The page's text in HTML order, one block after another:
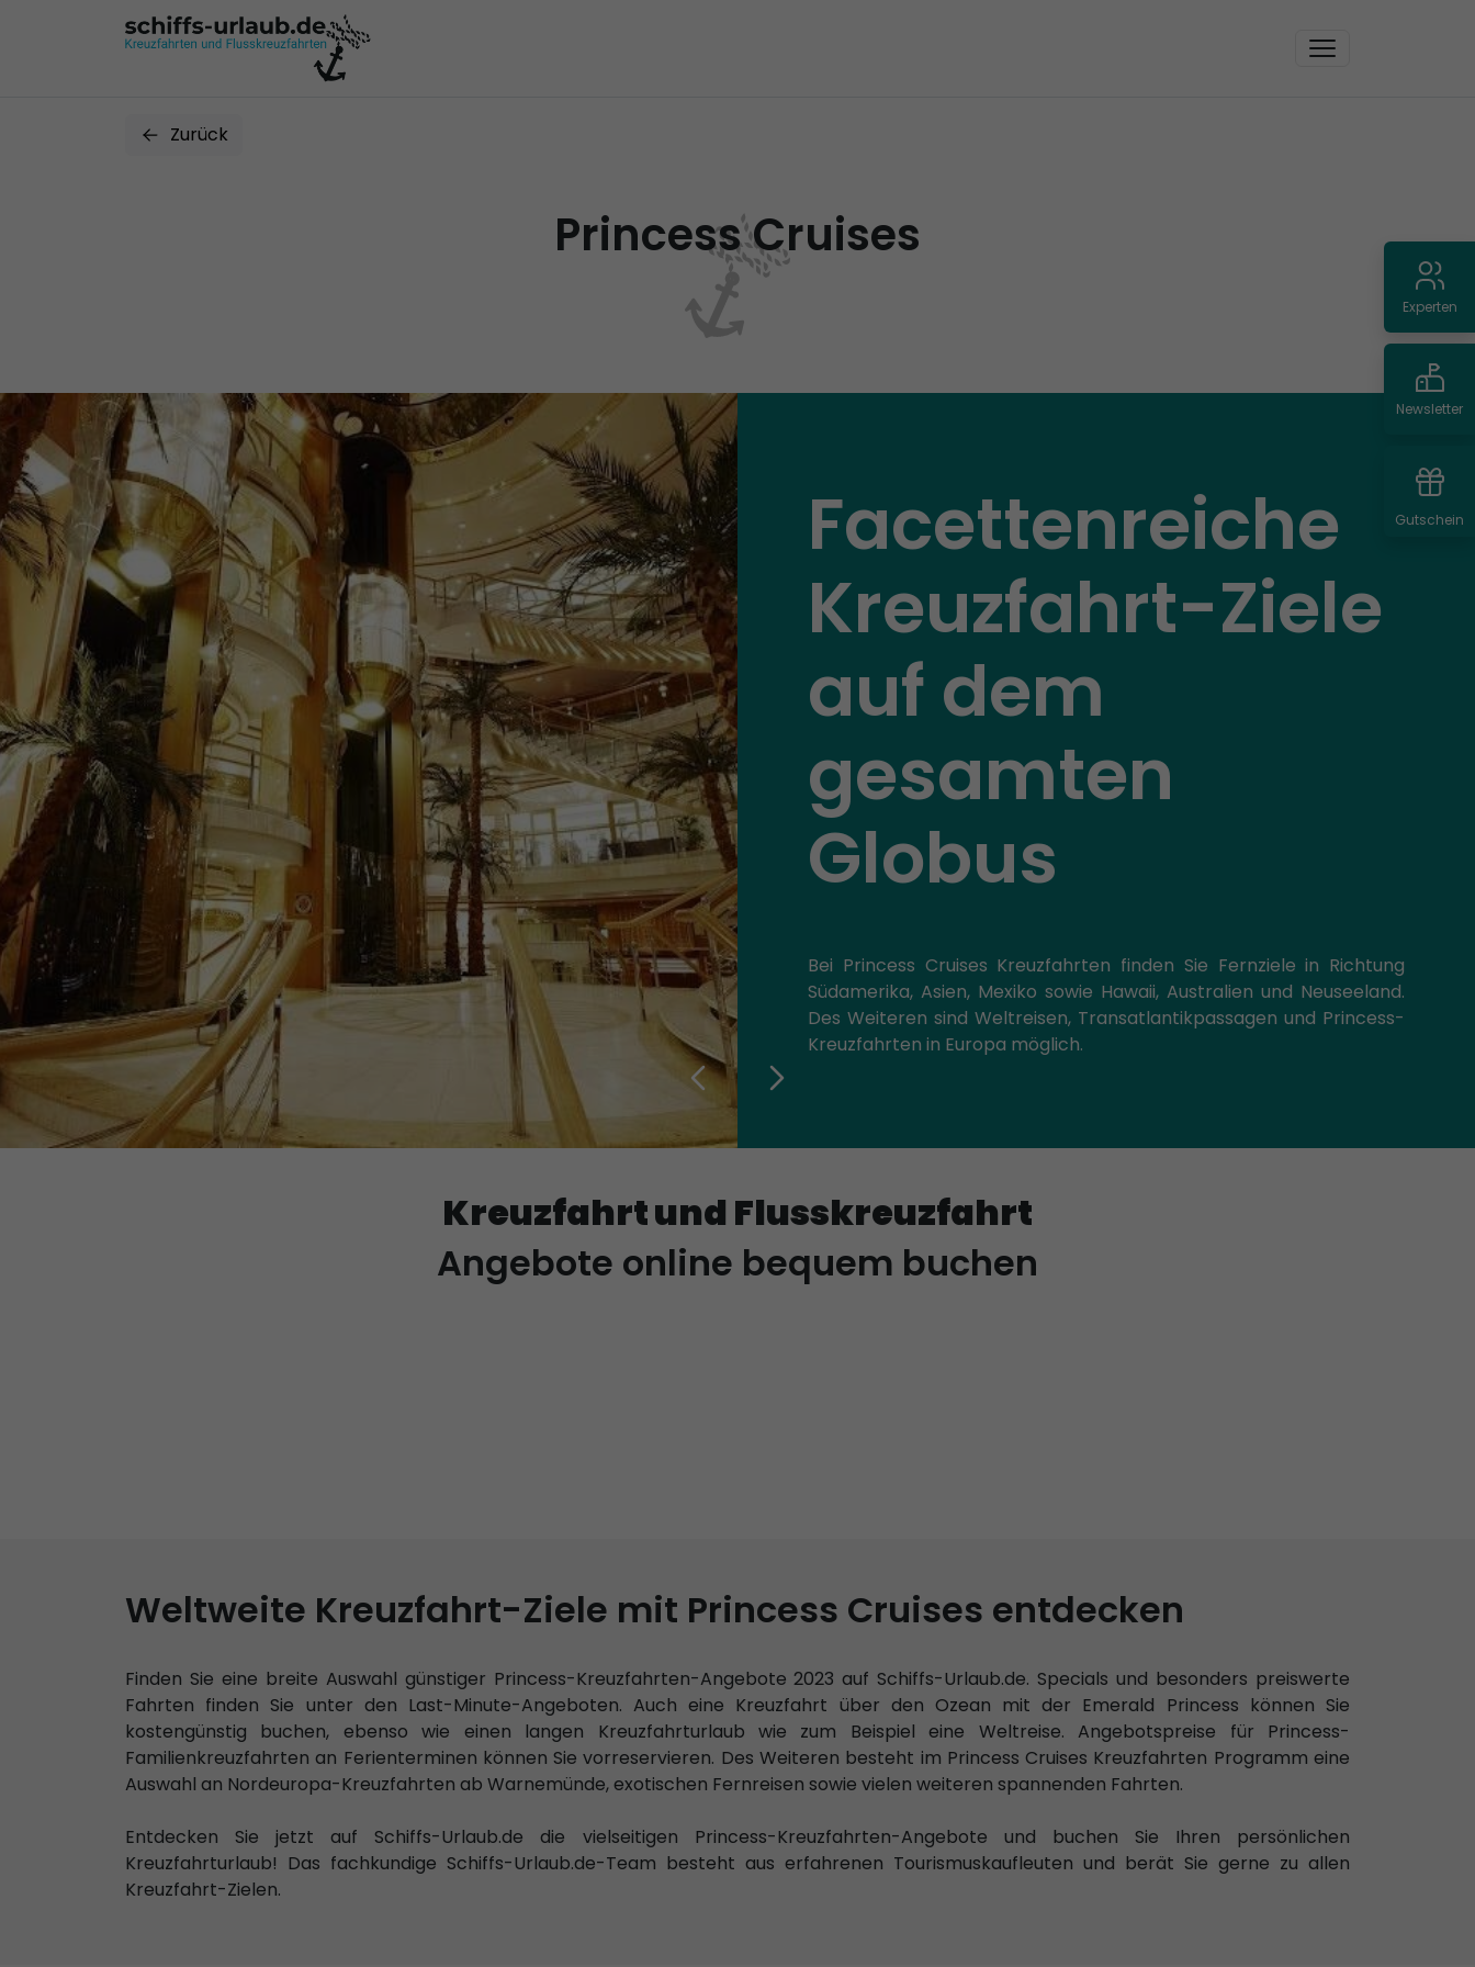
Zurück
Princess Cruises
Facettenreiche
Kreuzfahrt-Ziele
auf dem
gesamten
Globus
Bei Princess Cruises Kreuzfahrten finden Sie Fernziele in Richtung
Südamerika, Asien, Mexiko sowie Hawaii, Australien und Neuseeland.
Des Weiteren sind Weltreisen, Transatlantikpassagen und Princess-
Kreuzfahrten in Europa möglich.
Kreuzfahrt und Flusskreuzfahrt
Angebote online bequem buchen
Weltweite Kreuzfahrt-Ziele mit Princess Cruises entdecken
Finden Sie eine breite Auswahl günstiger Princess-Kreuzfahrten-Angebote 2023 auf Schiffs-Urlaub.de. Specials und besonders preiswerte
Fahrten finden Sie unter den Last-Minute-Angeboten. Auch eine Kreuzfahrt über den Ozean mit der Emerald Princess können Sie
kostengünstig buchen, ebenso wie einen langen Kreuzfahrturlaub wie zum Beispiel eine Weltreise. Angebotspreise für Princess-
Familienkreuzfahrten an Ferienterminen können Sie vorreservieren. Des Weiteren besteht im Princess Cruises Kreuzfahrten Programm eine
Auswahl an Nordeuropa-Kreuzfahrten ab Warnemünde, exotischen Fernreisen sowie vielen weiteren spannenden Fahrten.
Entdecken Sie jetzt auf Schiffs-Urlaub.de die vielseitigen Princess-Kreuzfahrten-Angebote und buchen Sie Ihren persönlichen
Kreuzfahrturlaub! Das fachkundige Schiffs-Urlaub.de-Team besteht aus erfahrenen Tourismuskaufleuten und berät Sie gerne zu allen
Kreuzfahrt-Zielen.
Experten
Newsletter
Gutschein